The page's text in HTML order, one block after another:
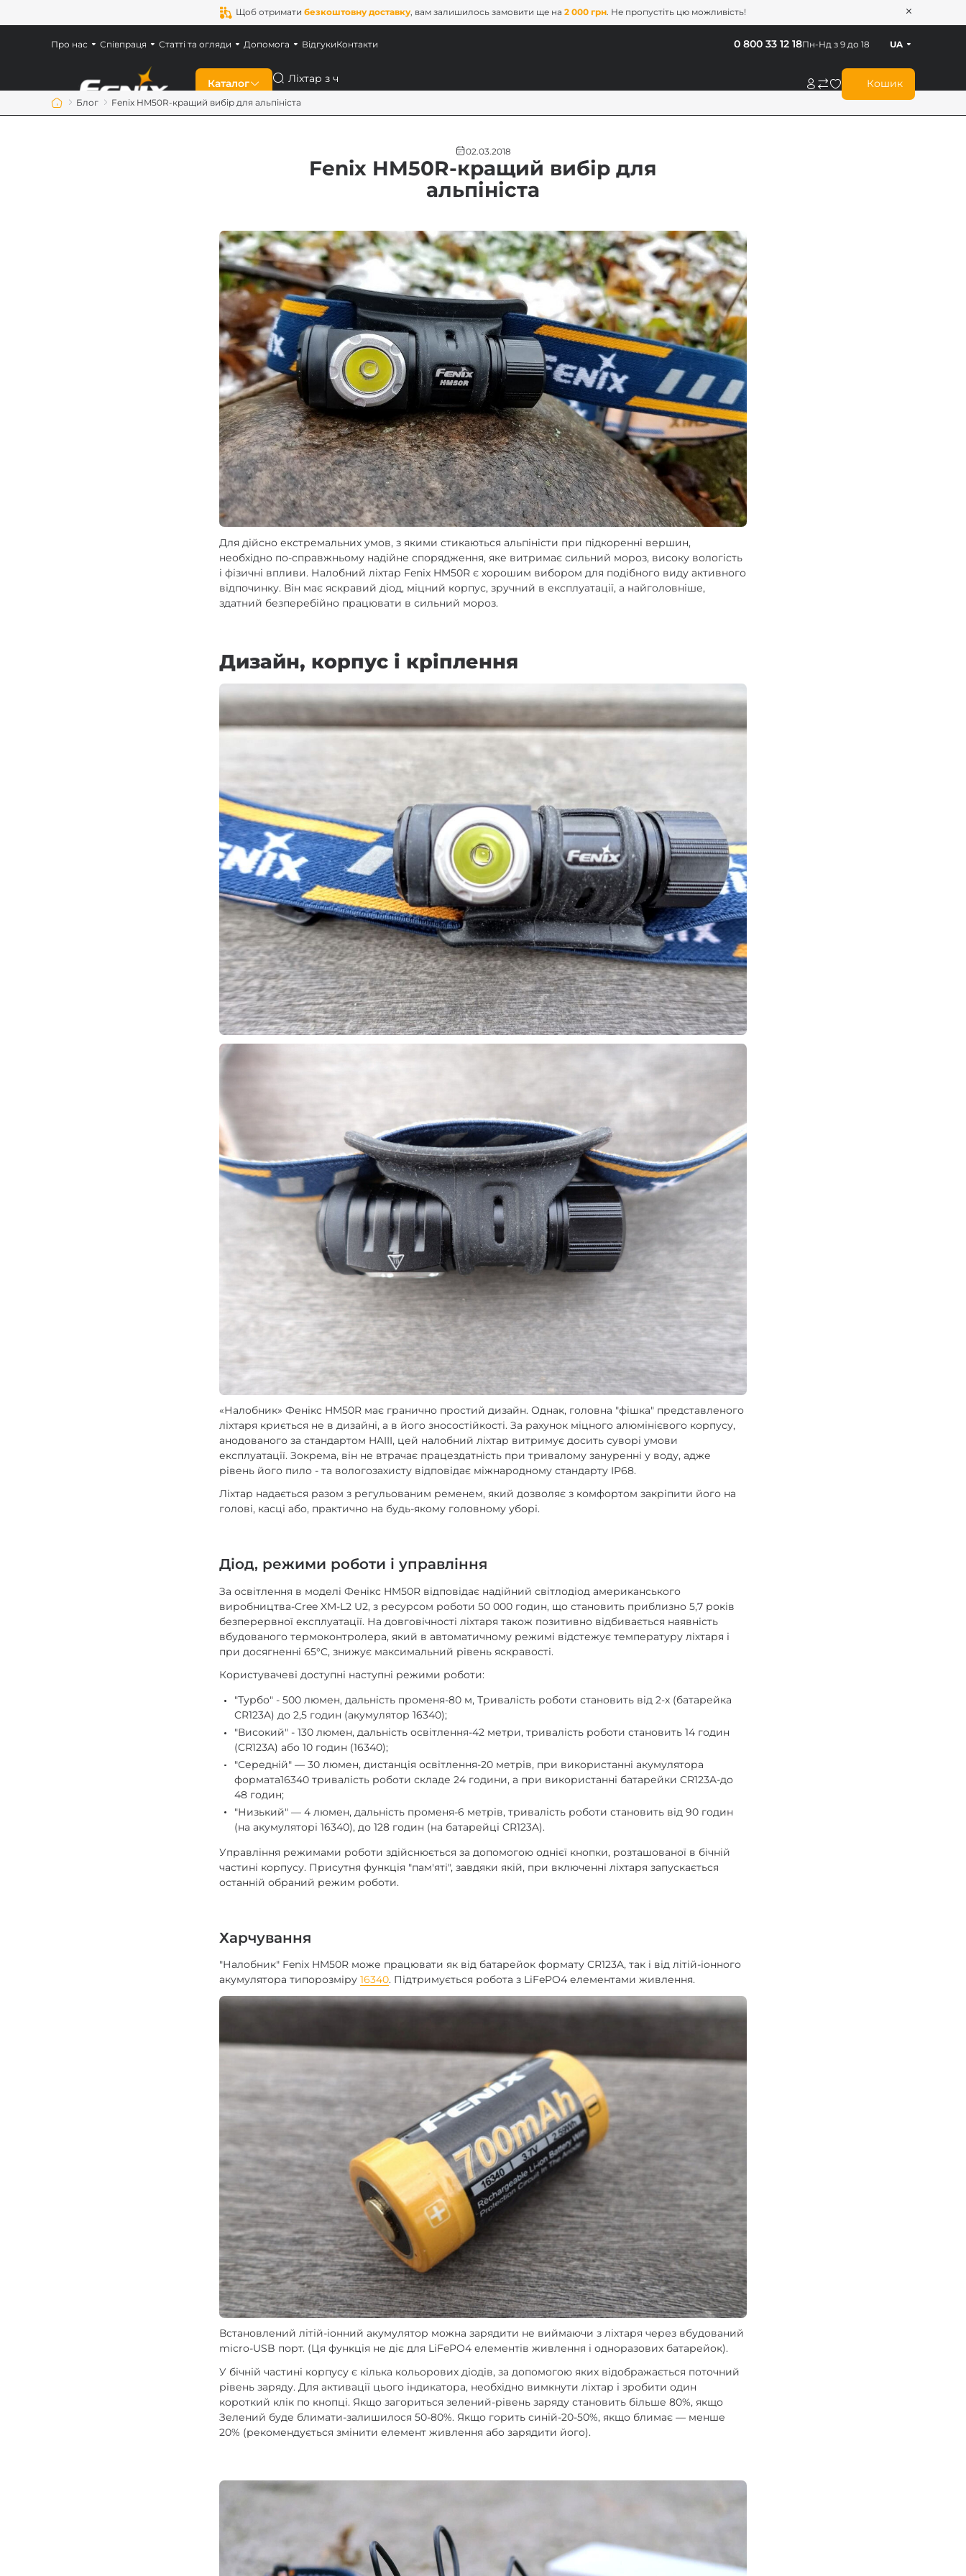
Щоб отриматибезкоштовну доставку, вам залишилось замовити ще на2 000 грн. Не пропустіть цю можливість!
Каталог
Ліхтарі для військових
Акумулятори Fenix
Зарядні пристрої Fenix
Аксесуари для ліхтарів
Пошук Кошик
Пн-Нд з 9 до 18
0 800 33 12 18 UA
Про нас Співпраця Статті та огляди Допомога ВідгукиКонтакти
Блог Fenix HM50R-кращий вибір для альпініста
02.03.2018
Fenix HM50R-кращий вибір для
альпініста
Для дійсно екстремальних умов, з якими стикаються альпіністи при підкоренні вершин,
необхідно по-справжньому надійне спорядження, яке витримає сильний мороз, високу вологість
і фізичні впливи. Налобний ліхтар Fenix HM50R є хорошим вибором для подібного виду активного
відпочинку. Він має яскравий діод, міцний корпус, зручний в експлуатації, а найголовніше,
здатний безперебійно працювати в сильний мороз.
Дизайн, корпус і кріплення
«Налобник» Фенікс HM50R має гранично простий дизайн. Однак, головна "фішка" представленого
ліхтаря криється не в дизайні, а в його зносостійкості. За рахунок міцного алюмінієвого корпусу,
анодованого за стандартом HAIII, цей налобний ліхтар витримує досить суворі умови
експлуатації. Зокрема, він не втрачає працездатність при тривалому зануренні у воду, адже
рівень його пило - та вологозахисту відповідає міжнародному стандарту IP68.
Ліхтар надається разом з регульованим ременем, який дозволяє з комфортом закріпити його на
голові, касці або, практично на будь-якому головному уборі.
Діод, режими роботи і управління
За освітлення в моделі Фенікс HM50R відповідає надійний світлодіод американського
виробництва-Cree XM-L2 U2, з ресурсом роботи 50 000 годин, що становить приблизно 5,7 років
безперервної експлуатації. На довговічності ліхтаря також позитивно відбивається наявність
вбудованого термоконтролера, який в автоматичному режимі відстежує температуру ліхтаря і
при досягненні 65°C, знижує максимальний рівень яскравості.
Користувачеві доступні наступні режими роботи:
"Турбо" - 500 люмен, дальність променя-80 м, Тривалість роботи становить від 2-х (батарейка
CR123A) до 2,5 годин (акумулятор 16340);
"Високий" - 130 люмен, дальність освітлення-42 метри, тривалість роботи становить 14 годин
(CR123A) або 10 годин (16340);
"Середній" — 30 люмен, дистанція освітлення-20 метрів, при використанні акумулятора
формата16340 тривалість роботи складе 24 години, а при використанні батарейки CR123A-до
48 годин;
"Низький" — 4 люмен, дальність променя-6 метрів, тривалість роботи становить від 90 годин
(на акумуляторі 16340), до 128 годин (на батарейці CR123A).
Управління режимами роботи здійснюється за допомогою однієї кнопки, розташованої в бічній
частині корпусу. Присутня функція "пам'яті", завдяки якій, при включенні ліхтаря запускається
останній обраний режим роботи.
Харчування
"Налобник" Fenix HM50R може працювати як від батарейок формату CR123A, так і від літій-іонного
акумулятора типорозміру16340. Підтримується робота з LiFePO4 елементами живлення.
Встановлений літій-іонний акумулятор можна зарядити не виймаючи з ліхтаря через вбудований
micro-USB порт. (Ця функція не діє для LiFePO4 елементів живлення і одноразових батарейок).
У бічній частині корпусу є кілька кольорових діодів, за допомогою яких відображається поточний
рівень заряду. Для активації цього індикатора, необхідно вимкнути ліхтар і зробити один
короткий клік по кнопці. Якщо загориться зелений-рівень заряду становить більше 80%, якщо
Зелений буде блимати-залишилося 50-80%. Якщо горить синій-20-50%, якщо блимає — менше
20% (рекомендується змінити елемент живлення або зарядити його).